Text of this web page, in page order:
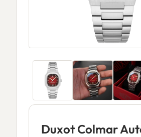
Duxot Colmar